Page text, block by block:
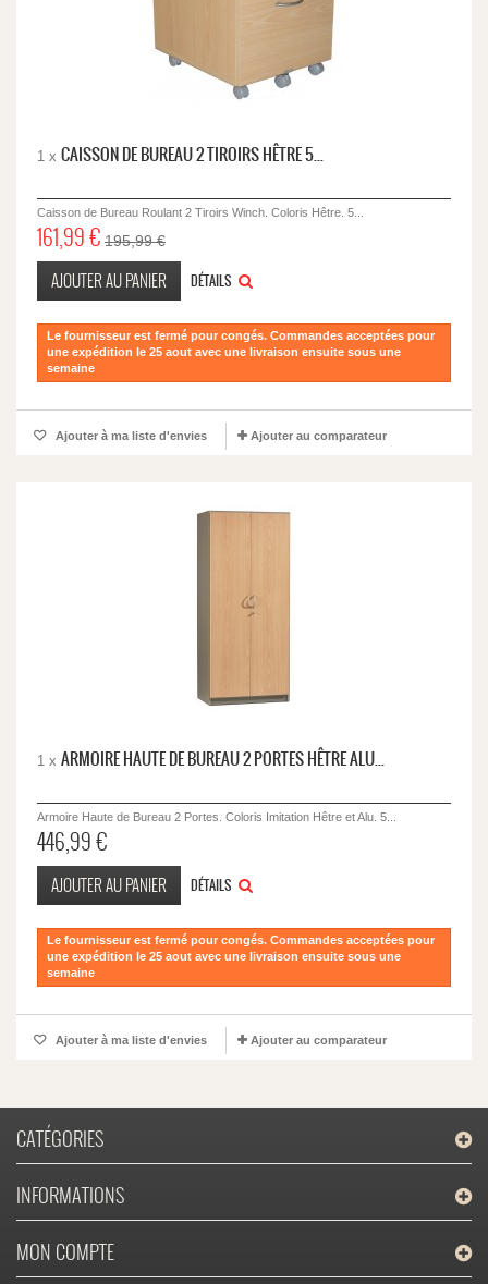
1 x CAISSON DE BUREAU 2 TIROIRS HÊTRE 5...
Caisson de Bureau Roulant 2 Tiroirs Winch. Coloris Hêtre. 5...
161,99 € 195,99 €
AJOUTER AU PANIER DÉTAILS
Le fournisseur est fermé pour congés. Commandes acceptées pour
une expédition le 25 aout avec une livraison ensuite sous une
semaine
Ajouter à ma liste d'envies Ajouter au comparateur
1 x ARMOIRE HAUTE DE BUREAU 2 PORTES HÊTRE ALU...
Armoire Haute de Bureau 2 Portes. Coloris Imitation Hêtre et Alu. 5...
446,99 €
AJOUTER AU PANIER DÉTAILS
Le fournisseur est fermé pour congés. Commandes acceptées pour
une expédition le 25 aout avec une livraison ensuite sous une
semaine
Ajouter à ma liste d'envies Ajouter au comparateur
CATÉGORIES
INFORMATIONS
MON COMPTE